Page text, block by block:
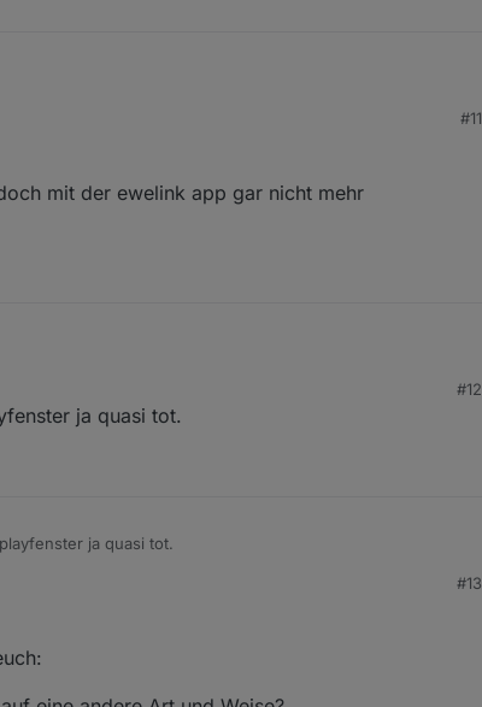
der Relais einschaltet geht nichts mehr. Unter Ewelink
#11
mit der ewelink app gar nicht mehr
doch mit der ewelink app gar nicht mehr funktionieren,
#12
ja quasi tot.
ja quasi tot.
#13